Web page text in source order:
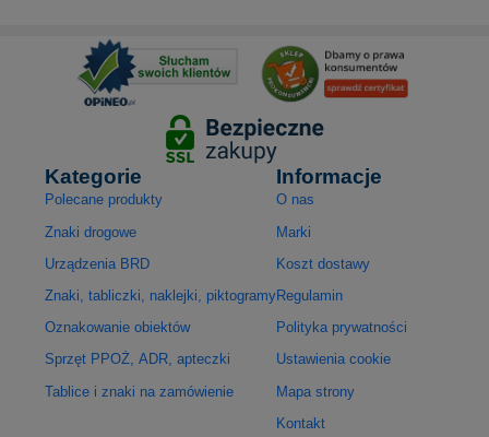
Kategorie
Polecane produkty
Znaki drogowe
Urządzenia BRD
Znaki, tabliczki, naklejki, piktogramy
Oznakowanie obiektów
Sprzęt PPOŻ, ADR, apteczki
Tablice i znaki na zamówienie
Informacje
O nas
Marki
Koszt dostawy
Regulamin
Polityka prywatności
Ustawienia cookie
Mapa strony
Kontakt